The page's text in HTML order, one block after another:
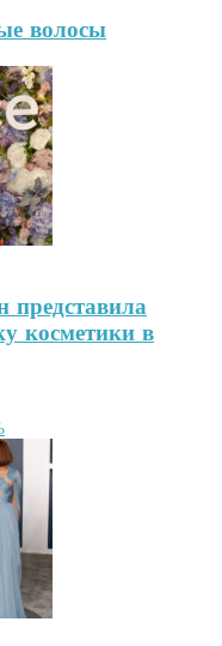
волосы
косметики в